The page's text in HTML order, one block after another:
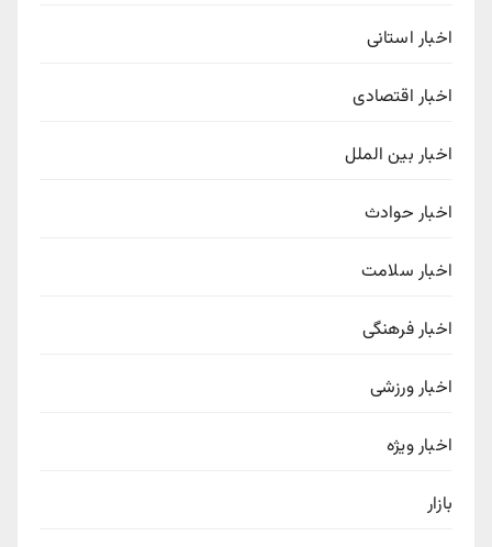
اخبار استانی
اخبار اقتصادی
اخبار بین الملل
اخبار حوادث
اخبار سلامت
اخبار فرهنگی
اخبار ورزشی
اخبار ویژه
بازار